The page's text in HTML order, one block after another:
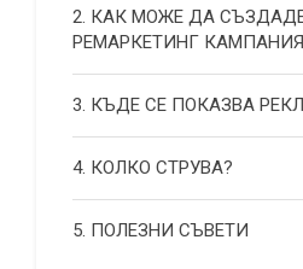
2. КАК МОЖЕ ДА
РЕМАРКЕТИНГ
3. КЪДЕ СЕ ПОКАЗВА
4. КОЛКО СТРУВА?
5. ПОЛЕЗНИ СЪВЕТИ